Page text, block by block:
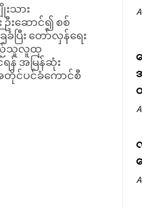
သား
ဦးဆောင်၍ စစ်
ပြီး တော်လှန်ရေး
ည်သူလူထု
န် အမြန်ဆုံး
တိုင်ပင်ခံကောင်စီ